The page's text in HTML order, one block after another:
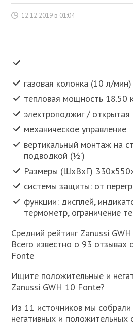
12.12.2019 в 01:04
газовая колонка (10 л/мин)
тепловая мощность 18.50
электроподжиг / открытая
механическое управление
вертикальный монтаж на
подводкой (½’)
Размеры (ШxВxГ)
системы защиты: от
функции: дисплей,
термометр, ограничение
Средний рейтинг Zanussi
Всего известно о 93 отзывах
Fonte
Ищите положительные и
Zanussi GWH 10 Fonte?
Из 11 источников мы
негативных и положительных